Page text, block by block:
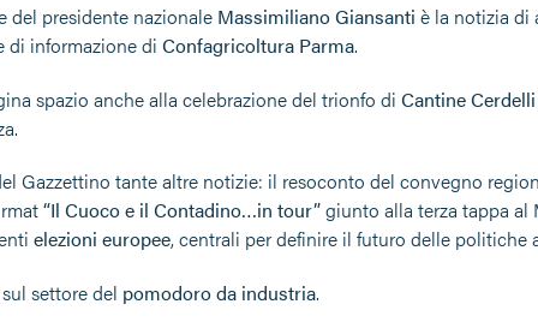
del presidente nazionale Massimiliano Giansanti è la notizia di
di informazione di Confagricoltura Parma.
spazio anche alla celebrazione del trionfo di Cantine Cerdelli
Gazzettino tante altre notizie: il resoconto del convegno
“Il Cuoco e il Contadino…in tour”giunto alla terza tappa
elezioni europee, centrali per definire il futuro delle politiche
settore del pomodoro da industria.